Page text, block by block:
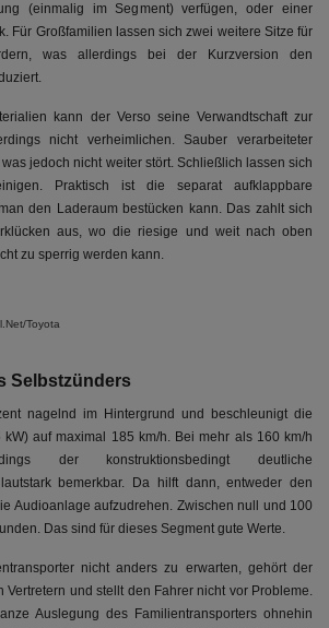
(einmalig im Segment) verfügen, oder einer
Für Großfamilien lassen sich zwei weitere Sitze für
was allerdings bei der Kurzversion den
kann der Verso seine Verwandtschaft zur
nicht verheimlichen. Sauber verarbeiteter
jedoch nicht weiter stört. Schließlich lassen sich
Praktisch ist die separat aufklappbare
den Laderaum bestücken kann. Das zahlt sich
aus, wo die riesige und weit nach oben
zu sperrig werden kann.
Toyota
Selbstzünders
nagelnd im Hintergrund und beschleunigt die
auf maximal 185 km/h. Bei mehr als 160 km/h
der konstruktionsbedingt deutliche
lautstark bemerkbar. Da hilft dann, entweder den
Audioanlage aufzudrehen. Zwischen null und 100
Das sind für dieses Segment gute Werte.
nicht anders zu erwarten, gehört der
Vertretern und stellt den Fahrer nicht vor Probleme.
Auslegung des Familientransporters ohnehin